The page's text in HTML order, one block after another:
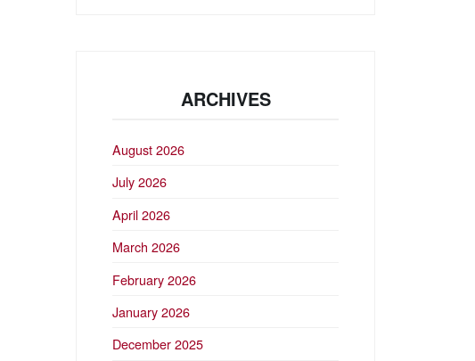
ARCHIVES
August 2026
July 2026
April 2026
March 2026
February 2026
January 2026
December 2025